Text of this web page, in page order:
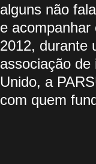
alguns não
e acompanhar
2012, durante
associação de
Unido, a
com quem